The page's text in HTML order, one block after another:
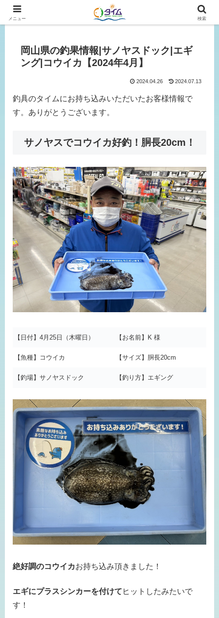
広島、岡山の釣り情報はタイムにおまかせ！
岡山県の釣果情報|サノヤスドック|エギ
ング|コウイカ【2024年4月】
2024.04.26 2024.07.13
釣具のタイムにお持ち込みいただいたお客様情報で
す。ありがとうございます。
サノヤスでコウイカ好釣！胴長20cm！
【日付】4月25日（木曜日） 【お名前】K 様
【魚種】コウイカ 【サイズ】胴長20cm
【釣場】サノヤスドック 【釣り方】エギング
絶好調のコウイカお持ち込み頂きました！
エギにプラスシンカーを付けて ヒットしたみたいで
す！
メニュー 検索